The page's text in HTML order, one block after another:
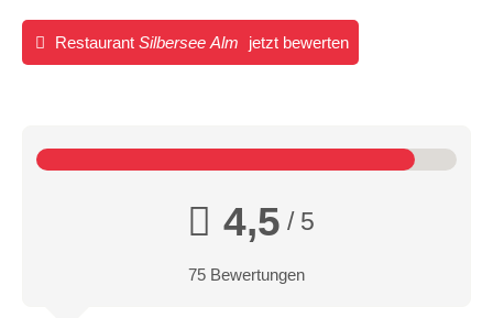
Restaurant Silbersee Alm jetzt bewerten
4,5 / 5
75 Bewertungen